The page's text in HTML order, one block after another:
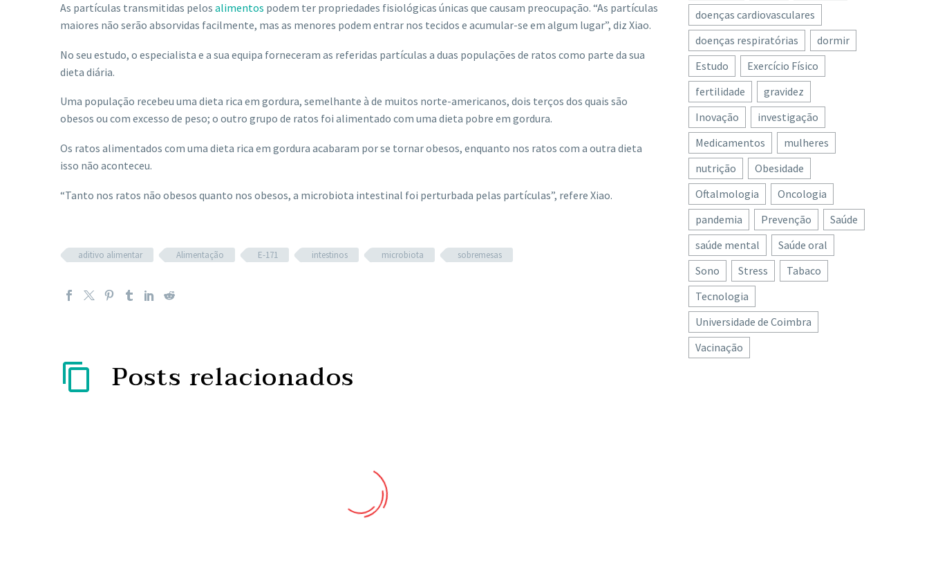
As partículas transmitidas pelos alimentos podem ter propriedades fisiológicas únicas que causam preocupação. “As partículas
maiores não serão absorvidas facilmente, mas as menores podem entrar nos tecidos e acumular-se em algum lugar”, diz Xiao.
No seu estudo, o especialista e a sua equipa forneceram as referidas partículas a duas populações de ratos como parte da sua
dieta diária.
Uma população recebeu uma dieta rica em gordura, semelhante à de muitos norte-americanos, dois terços dos quais são
obesos ou com excesso de peso; o outro grupo de ratos foi alimentado com uma dieta pobre em gordura.
Os ratos alimentados com uma dieta rica em gordura acabaram por se tornar obesos, enquanto nos ratos com a outra dieta
isso não aconteceu.
“Tanto nos ratos não obesos quanto nos obesos, a microbiota intestinal foi perturbada pelas partículas”, refere Xiao.
aditivo alimentar Alimentação E-171 intestinos microbiota sobremesas
Posts relacionados
doenças cardiovasculares
doenças respiratórias
dormir
Estudo
Exercício Físico
fertilidade
gravidez
Inovação
investigação
Medicamentos
mulheres
nutrição
Obesidade
Oftalmologia
Oncologia
pandemia
Prevenção
Saúde
saúde mental
Saúde oral
Sono
Stress
Tabaco
Tecnologia
Universidade de Coimbra
Vacinação